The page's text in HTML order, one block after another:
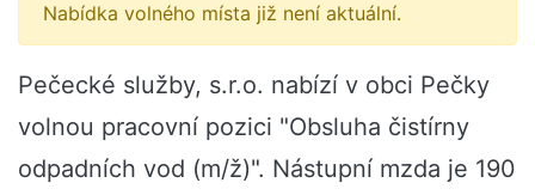
Nabídka volného místa již není aktuální.
Pečecké služby, s.r.o. nabízí v obci Pečky
volnou pracovní pozici "Obsluha čistírny
odpadních vod (m/ž)". Nástupní mzda je 190